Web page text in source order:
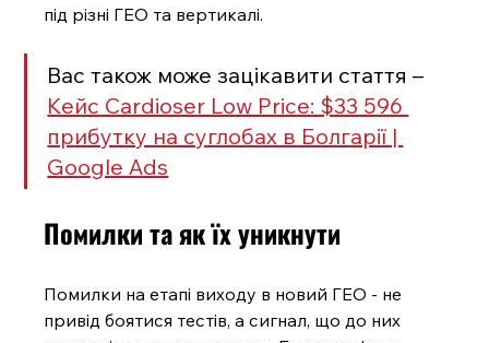
під різні ГЕО та вертикалі.
Вас також може зацікавити стаття –
Кейс Cardioser Low Price: $33 596
прибутку на суглобах в Болгарії |
Google Ads
Помилки та як їх уникнути
Помилки на етапі виходу в новий ГЕО - не
привід боятися тестів, а сигнал, що до них